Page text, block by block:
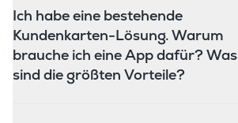
Ich habe eine bestehende
Kundenkarten-Lösung. Warum
brauche ich eine App dafür? Was
sind die größten Vorteile?